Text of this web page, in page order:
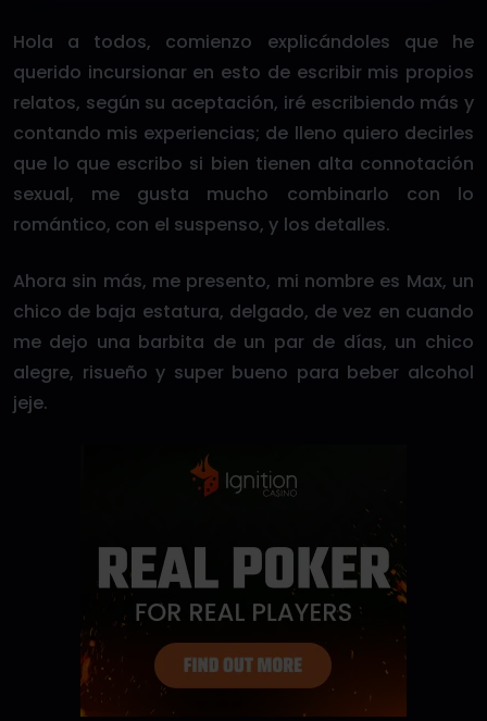
Hola a todos, comienzo explicándoles que he
querido incursionar en esto de escribir mis propios
relatos, según su aceptación, iré escribiendo más y
contando mis experiencias; de lleno quiero decirles
que lo que escribo si bien tienen alta connotación
sexual, me gusta mucho combinarlo con lo
romántico, con el suspenso, y los detalles.
Ahora sin más, me presento, mi nombre es Max, un
chico de baja estatura, delgado, de vez en cuando
me dejo una barbita de un par de días, un chico
alegre, risueño y super bueno para beber alcohol
jeje.